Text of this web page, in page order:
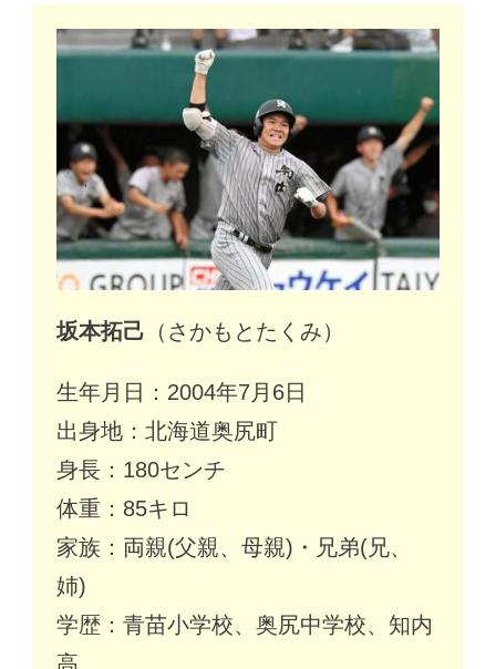
坂本拓己 （さかもとたくみ）
生年月日：2004年7月6日
出身地：北海道奥尻町
身長：180センチ
体重：85キロ
家族：両親(父親、母親)・兄弟(兄、
姉)
学歴：青苗小学校、奥尻中学校、知内
高